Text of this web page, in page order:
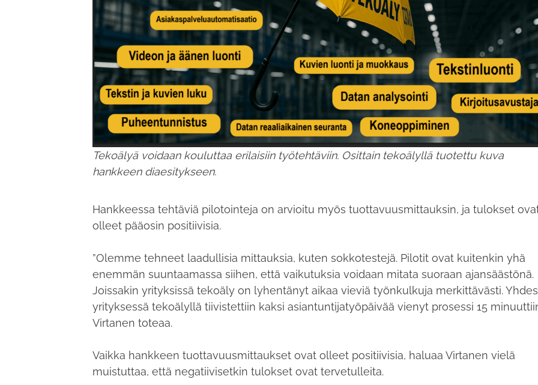
Tekoälyä voidaan kouluttaa erilaisiin työtehtäviin. Osittain tekoälyllä tuotettu kuva
hankkeen diaesitykseen.
Hankkeessa tehtäviä pilotointeja on arvioitu myös tuottavuusmittauksin, ja tulokset
olleet pääosin positiivisia.
”Olemme tehneet laadullisia mittauksia, kuten sokkotestejä. Pilotit ovat kuitenkin yhä
enemmän suuntaamassa siihen, että vaikutuksia voidaan mitata suoraan ajansäästönä.
Joissakin yrityksissä tekoäly on lyhentänyt aikaa vieviä työnkulkuja merkittävästi.
yrityksessä tekoälyllä tiivistettiin kaksi asiantuntijatyöpäivää vienyt prosessi 15
Virtanen toteaa.
Vaikka hankkeen tuottavuusmittaukset ovat olleet positiivisia, haluaa Virtanen vielä
muistuttaa, että negatiivisetkin tulokset ovat tervetulleita.